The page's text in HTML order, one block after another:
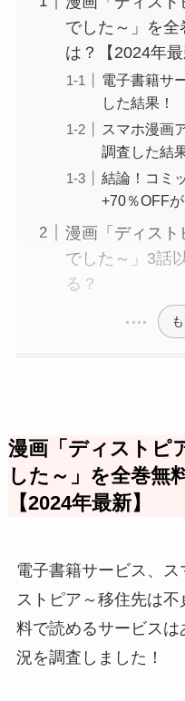
でした～」を全
は？【2024年最
電子書籍サ
した結果！
スマホ漫画
調査した結
結論！コミ
+70％OFF
漫画「ディスト
でした～」3話
る？
漫画「ディストピ
した～」を全巻無
【2024年最新】
電子書籍サービス、
ストピア～移住先は
料で読めるサービス
況を調査しました！